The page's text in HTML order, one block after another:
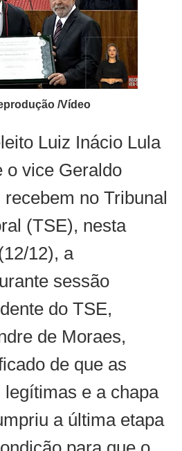
/Vídeo
Luiz Inácio Lula
o vice Geraldo
no Tribunal
(TSE), nesta
12), a
sessão
do TSE,
de Moraes,
de que as
e a chapa
a última etapa